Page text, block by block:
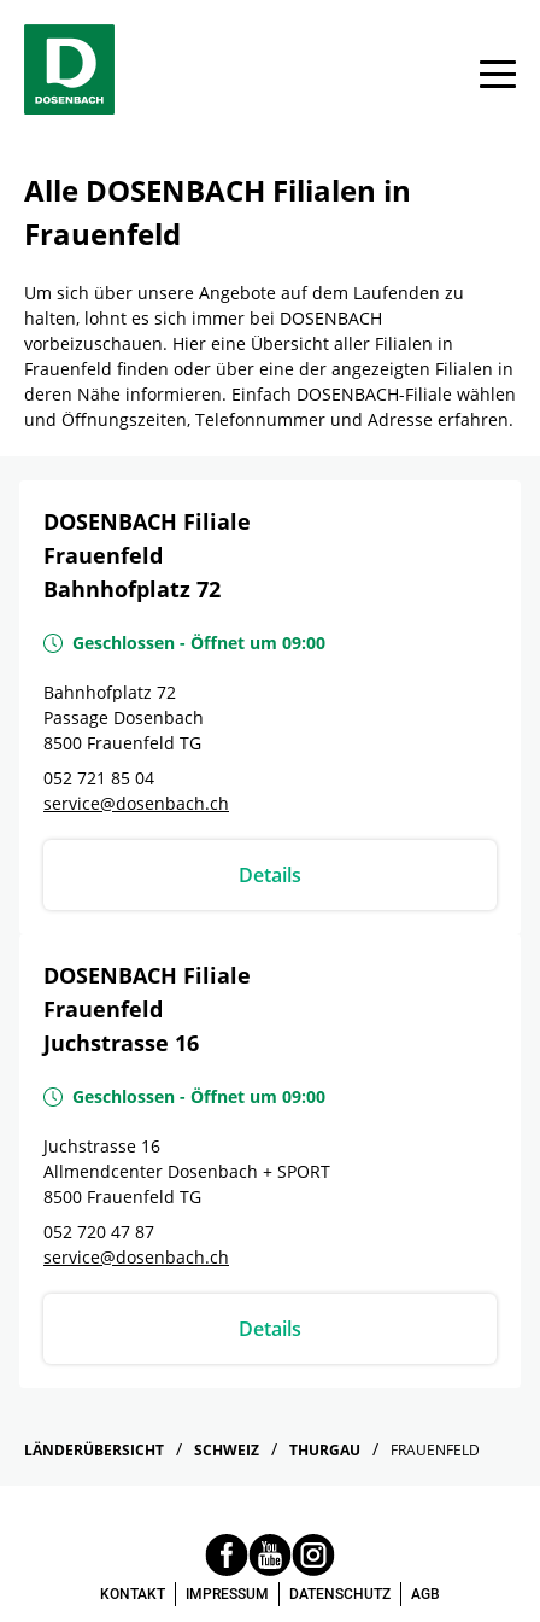
toggle
Alle DOSENBACH Filialen in
Frauenfeld
Um sich über unsere Angebote auf dem Laufenden zu
halten, lohnt es sich immer bei DOSENBACH
vorbeizuschauen. Hier eine Übersicht aller Filialen in
Frauenfeld finden oder über eine der angezeigten Filialen in
deren Nähe informieren. Einfach DOSENBACH-Filiale wählen
und Öffnungszeiten, Telefonnummer und Adresse erfahren.
DOSENBACH Filiale
Frauenfeld
Bahnhofplatz 72
Geschlossen - Öffnet um 09:00
Bahnhofplatz 72
Passage Dosenbach
8500 Frauenfeld TG
052 721 85 04
service@dosenbach.ch
Details
DOSENBACH Filiale
Frauenfeld
Juchstrasse 16
Geschlossen - Öffnet um 09:00
Juchstrasse 16
Allmendcenter Dosenbach + SPORT
8500 Frauenfeld TG
052 720 47 87
service@dosenbach.ch
Details
LÄNDERÜBERSICHT SCHWEIZ THURGAU FRAUENFELD
KONTAKT IMPRESSUM DATENSCHUTZ AGB